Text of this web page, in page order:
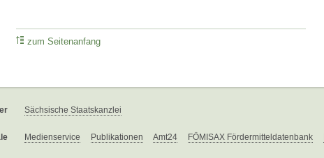
zum Seitenanfang
Sächsische Staatskanzlei
Medienservice Publikationen Amt24 FÖMISAX Fördermitteldatenbank